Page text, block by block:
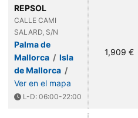
REPSOL
CALLE CAMI
SALARD, S/N
Palma de
Mallorca / Isla
de Mallorca /
Ver en el mapa
L-D: 06:00-22:00
1,909 €